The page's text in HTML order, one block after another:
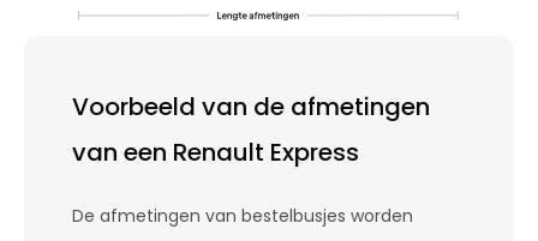
Voorbeeld van de afmetingen
van een Renault Express
De afmetingen van bestelbusjes worden